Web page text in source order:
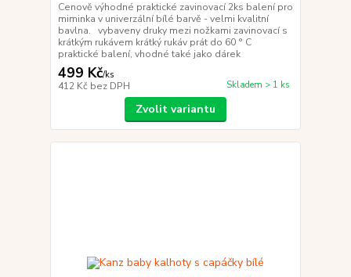
Cenově výhodné praktické zavinovací 2ks balení pro
miminka v univerzální bílé barvě - velmi kvalitní
bavlna. vybaveny druky mezi nožkami zavinovací s
krátkým rukávem krátký rukáv prát do 60 ° C
praktické balení, vhodné také jako dárek
499 Kč/ks
412 Kč bez DPH Skladem > 1 ks
Zvolit variantu